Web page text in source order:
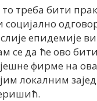
треба бити
епидемије
се да ће ово
фирме на
локалним